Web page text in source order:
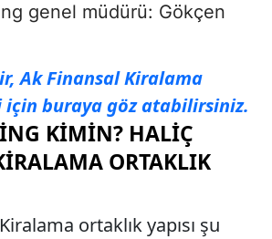
genel müdürü: Gökçen
Ak Finansal Kiralama
için buraya göz atabilirsiniz.
KIMIN? HALIÇ
ORTAKLIK
ortaklık yapısı şu